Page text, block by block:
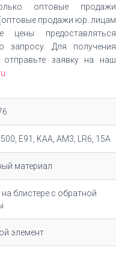
оптовые продажи
продажи юр. лицам
предоставляться
запросу. Для получения
заявку на наш
E91, KAA, AM3, LR6, 15A
материал
на блистере с обратной
элемент